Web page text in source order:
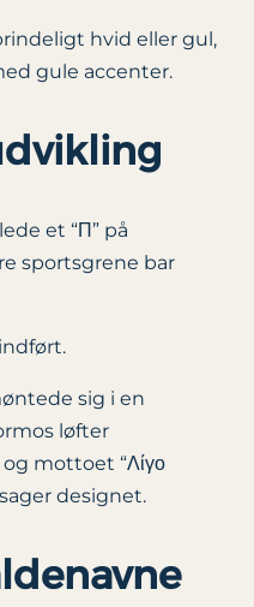
hvid eller gul,
gule accenter.
et “Π” på
sportsgrene bar
sig i en
løfter
mottoet “Λίγο
designet.